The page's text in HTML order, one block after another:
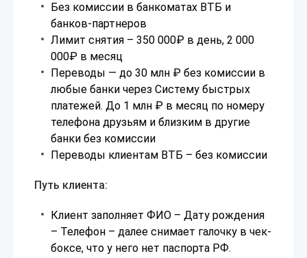
Без комиссии в банкоматах ВТБ и
банков-партнеров
Лимит снятия – 350 000₽ в день, 2 000
000₽ в месяц
Переводы — до 30 млн ₽ без комиссии в
любые банки через Систему быстрых
платежей. До 1 млн ₽ в месяц по номеру
телефона друзьям и близким в другие
банки без комиссии
Переводы клиентам ВТБ – без комиссии
Путь клиента:
Клиент заполняет ФИО – Дату рождения
– Телефон – далее снимает галочку в чек-
боксе, что у него нет паспорта РФ.